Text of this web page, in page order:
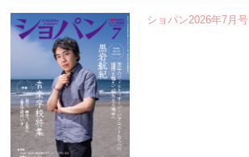
ショパン2026年7月号